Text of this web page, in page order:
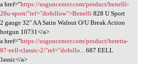
href="https://usguncenter
href="https://usguncenter.com/product/benelli-
sport/"rel="dofollow">Benelli828 U Sport
gauge 32″ AA Satin Walnut O/U Break Action
10731</a>
href="https://usguncenter.com/product/beretta-
eell-classic-2/"rel="dofollo...687 EELL
a>